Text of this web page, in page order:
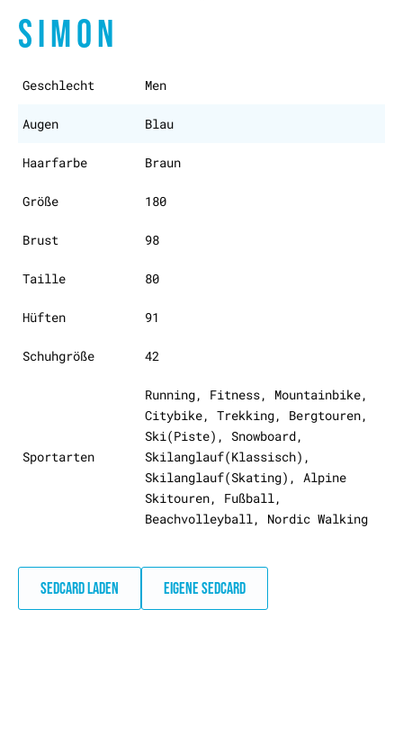
SIMON
Geschlecht Men
Augen Blau
Haarfarbe Braun
Größe 180
Brust 98
Taille 80
Hüften 91
Schuhgröße 42
Sportarten
Running, Fitness, Mountainbike,
Citybike, Trekking, Bergtouren,
Ski(Piste), Snowboard,
Skilanglauf(Klassisch),
Skilanglauf(Skating), Alpine
Skitouren, Fußball,
Beachvolleyball, Nordic Walking
SEDCARD LADEN EIGENE SEDCARD